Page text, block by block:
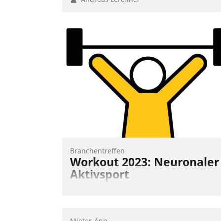
Branchentreffen
Workout 2023: Neuronaler
Aktivsport